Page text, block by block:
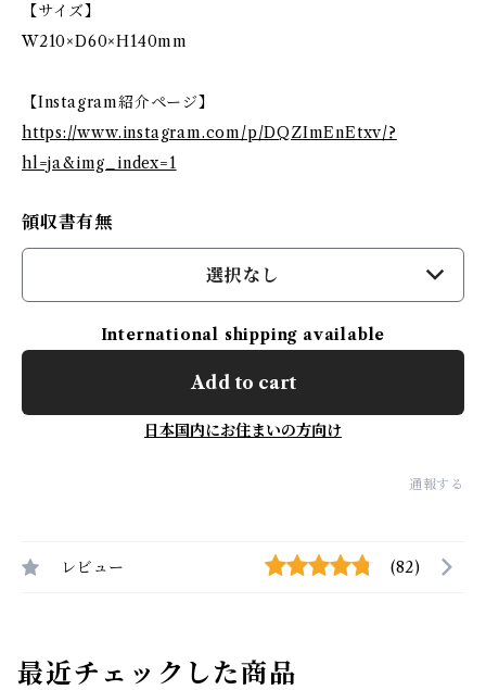
【サイズ】
W210×D60×H140mm
【Instagram紹介ページ】
https://www.instagram.com/p/DQZImEnEtxv/?
hl=ja&img_index=1
領収書有無
選択なし
International shipping available
Add to cart
日本国内にお住まいの方向け
通報する
レビュー (82)
最近チェックした商品